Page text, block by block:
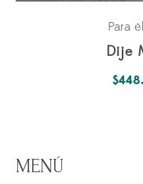
Para él
Dije
$
MENÚ